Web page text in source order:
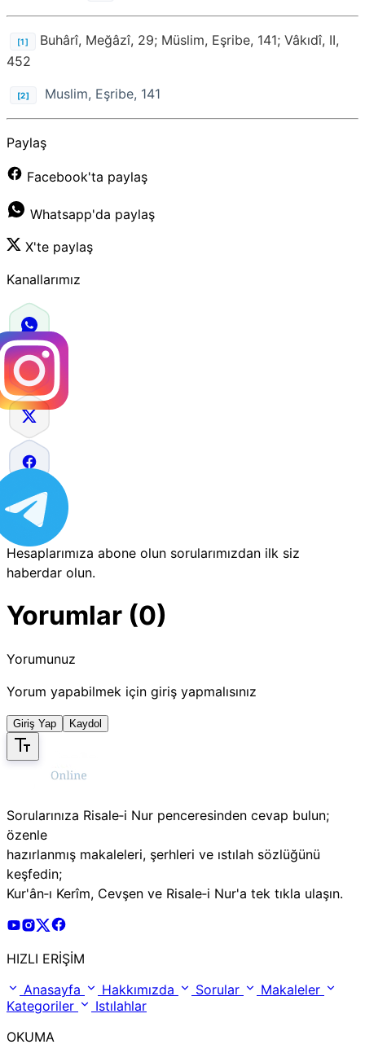
[1]
Buhârî, Meğâzî, 29; Müslim, Eşribe, 141; Vâkıdî, II,
452
[2] Muslim, Eşribe, 141
Paylaş
Facebook'ta paylaş
Whatsapp'da paylaş
X'te paylaş
Kanallarımız
Hesaplarımıza abone olun sorularımızdan ilk siz
haberdar olun.
Yorumlar (0)
Yorumunuz
Yorum yapabilmek için giriş yapmalısınız
Giriş Yap Kaydol
Sorularınıza Risale‑i Nur penceresinden cevap bulun;
özenle
hazırlanmış makaleleri, şerhleri ve ıstılah sözlüğünü
keşfedin;
Kur'ân‑ı Kerîm, Cevşen ve Risale‑i Nur'a tek tıkla ulaşın.
Risale Online Youtube Hesabı
Risale Online Instagram Hesabı
Risale Online X Hesabı
HIZLI ERİŞİM
Anasayfa
Hakkımızda Sorular
Makaleler
Kategoriler
Istılahlar
OKUMA